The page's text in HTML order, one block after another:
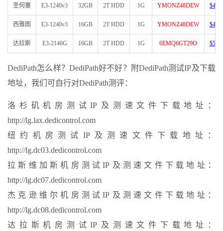
圣何塞 E3-1240v3 32GB 2T HDD 1G YMONZ48DEW $45/
西雅图 E3-1240v3 16GB 2T HDD 1G YMONZ48DEW $45/
达拉斯 E3-2146G 16GB 2T HDD 1G 6EMQ6GT29O $55/
DediPath怎么样？DediPath好不好？附DediPath测试IP及下载
地址，我们可自行对DediPath测评：
洛杉矶机房测试IP及测速文件下载地址：
http://lg.lax.dedicontrol.com
纽约机房测试IP及测速文件下载地址：
http://lg.dc03.dedicontrol.com
拉斯维加斯机房测试IP及测速文件下载地址：
http://lg.dc07.dedicontrol.com
杰克逊维尔机房测试IP及测速文件下载地址：
http://lg.dc08.dedicontrol.com
达拉斯机房测试IP及测速文件下载地址：